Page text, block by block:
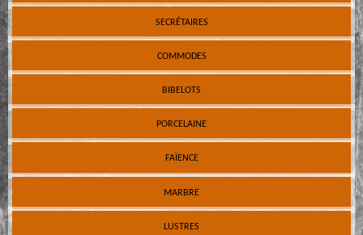
SECRÉTAIRES
COMMODES
BIBELOTS
PORCELAINE
FAÏENCE
MARBRE
LUSTRES